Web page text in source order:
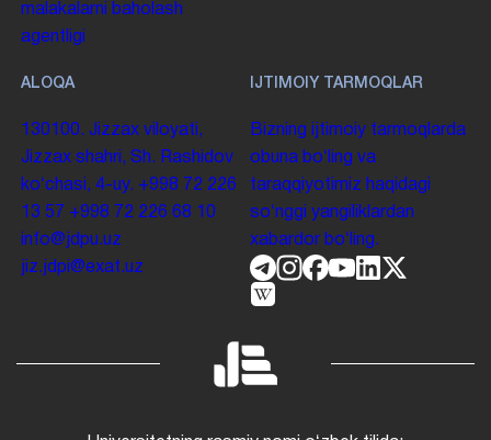
malakalarni baholash
agentligi
ALOQA
130100. Jizzax viloyati,
Jizzax shahri, Sh. Rashidov
koʻchasi, 4-uy. +998 72 226
13 57 +998 72 226 68 10
info@jdpu.uz
jiz.jdpi@exat.uz
IJTIMOIY TARMOQLAR
Bizning ijtimoiy tarmoqlarda
obuna boʻling va
taraqqiyotimiz haqidagi
soʻnggi yangiliklardan
xabardor boʻling.